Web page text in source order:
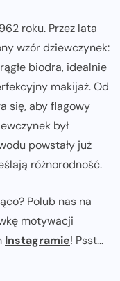
roku. Przez lata
wzór dziewczynek:
biodra, idealnie
makijaż. Od
się, aby flagowy
był
powstały już
różnorodność.
Polub nas na
motywacji
Instagramie! Psst...